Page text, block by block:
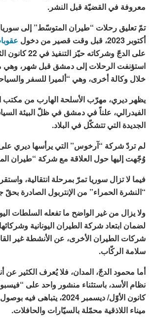
معروفة في القضيّة قبل النشر.
تمّ تعليق رحلات “طيران المتوسّط” إلى
أكتوبر 2023، قبل وقت قصير من دخول
استؤنفت الرحلات إلى دمشق قبل شهر، وهي
خلال وكالة أخرى، وهي “ألميرا للسفر
يظهر ديري، مهرّب الأسلحة الهارب من مكتب
الفيدرالي، علناً في دمشق في ظلّ البيئة
الجديدة التي تتشكّل في البلاد.
لم تردّ شركة “آرخوس” التي يرأسها ديري على
وُجّهت إليها حول العلاقة مع شركة “طيران
فيما لا تزال سوريا تمرّ بمرحلة انتقالية،
“النشرة الحمراء” من الإنتربول الصادرة بحقّ
ولا يزال من غير الواضح ما تفعله السلطات
لضمان ابتعاد شركة الطيران اليونانية
شركات الطيران الأخرى، عن الأنشطة غير
سلامة الركّاب.
أما محمود الدجّ، المدان، فلا يُعرف الكثير
كانون الأوّل/ ديسمبر 2024،
ميناء اللاذقية محمّلة بالسيّارات والحافلات.